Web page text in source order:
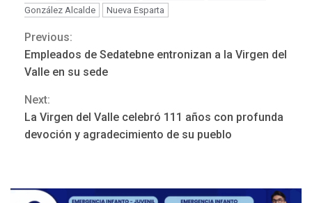
González Alcalde
Nueva Esparta
Continue
Reading
Previous:
Empleados de Sedatebne entronizan a la Virgen del
Valle en su sede
Next:
La Virgen del Valle celebró 111 años con profunda
devoción y agradecimiento de su pueblo
Funsone benefició a 46
REGIONALES ÚLTIMA HORA
La falta de agua pueden